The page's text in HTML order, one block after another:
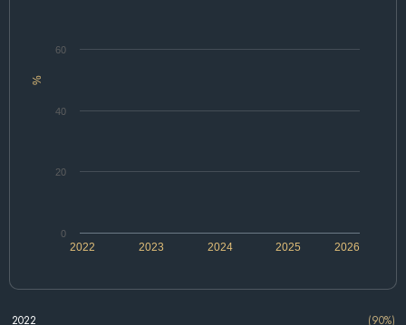
%
2022 2024 2026
2023 2025
0
20
40
60
2022
(90%)